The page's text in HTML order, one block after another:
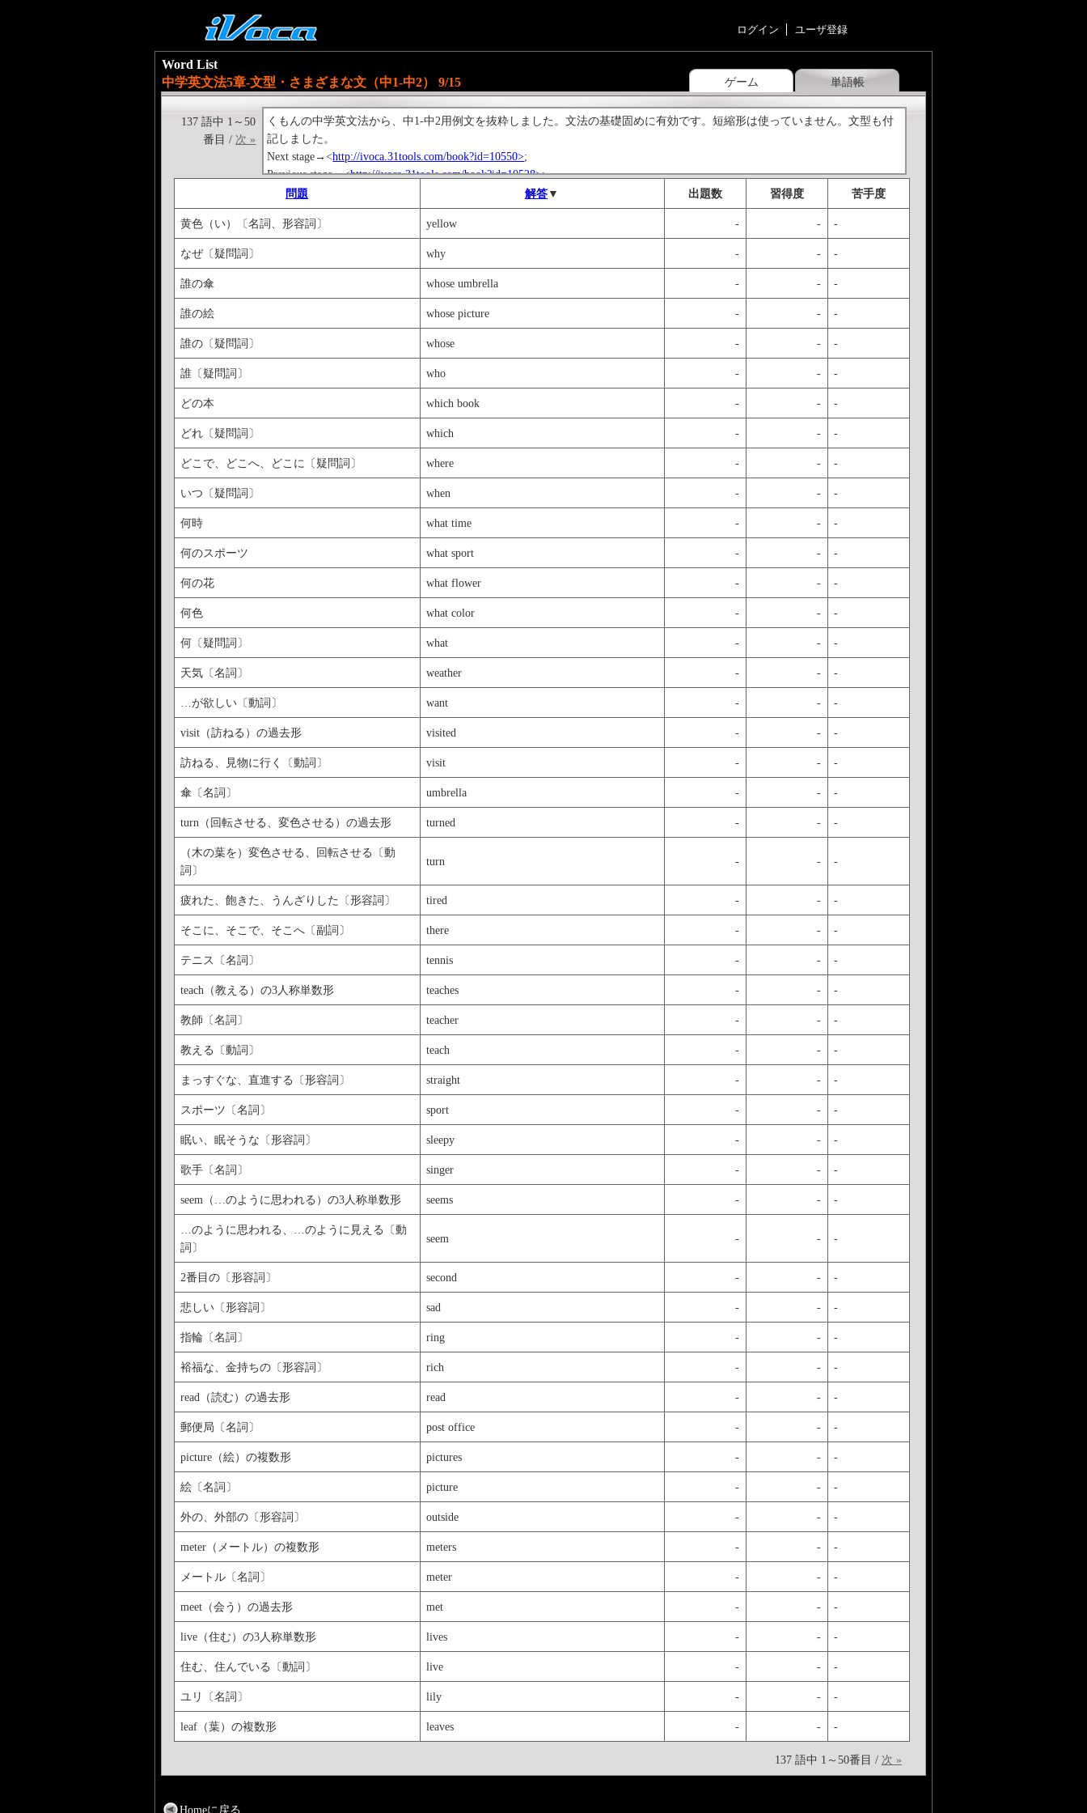
ログイン ユーザ登録
ゲーム 単語帳
Word List
中学英文法5章-文型・さまざまな文（中1-中2） 9/15
くもんの中学英文法から、中1-中2用例文を抜粋しました。文法の基礎固めに有効です。短縮形は使っていません。文型も付
記しました。
Next stage→<http://ivoca.31tools.com/book?id=10550>;
Previous stage→<http://ivoca.31tools.com/book?id=10528>;
※中1～中2の文法シリーズは、全15book。
↓くもんの中学英単語1500シリーズもお勧めです。
【基礎編】<
http://ivoca.31tools.com/book?id=10512>
137 語中 1～50
番目 / 次 »
問題 解答▼ 出題数 習得度 苦手度
黄色（い）〔名詞、形容詞〕 yellow - - -
なぜ〔疑問詞〕 why - - -
誰の傘 whose umbrella - - -
誰の絵 whose picture - - -
誰の〔疑問詞〕 whose - - -
誰〔疑問詞〕 who - - -
どの本 which book - - -
どれ〔疑問詞〕 which - - -
どこで、どこへ、どこに〔疑問詞〕 where - - -
いつ〔疑問詞〕 when - - -
何時 what time - - -
何のスポーツ what sport - - -
何の花 what flower - - -
何色 what color - - -
何〔疑問詞〕 what - - -
天気〔名詞〕 weather - - -
…が欲しい〔動詞〕 want - - -
visit（訪ねる）の過去形 visited - - -
訪ねる、見物に行く〔動詞〕 visit - - -
傘〔名詞〕 umbrella - - -
turn（回転させる、変色させる）の過去形 turned - - -
（木の葉を）変色させる、回転させる〔動
詞〕
turn - - -
疲れた、飽きた、うんざりした〔形容詞〕 tired - - -
そこに、そこで、そこへ〔副詞〕 there - - -
テニス〔名詞〕 tennis - - -
teach（教える）の3人称単数形 teaches - - -
教師〔名詞〕 teacher - - -
教える〔動詞〕 teach - - -
まっすぐな、直進する〔形容詞〕 straight - - -
スポーツ〔名詞〕 sport - - -
眠い、眠そうな〔形容詞〕 sleepy - - -
歌手〔名詞〕 singer - - -
seem（…のように思われる）の3人称単数形 seems - - -
…のように思われる、…のように見える〔動
詞〕
seem - - -
2番目の〔形容詞〕 second - - -
悲しい〔形容詞〕 sad - - -
指輪〔名詞〕 ring - - -
裕福な、金持ちの〔形容詞〕 rich - - -
read（読む）の過去形 read - - -
郵便局〔名詞〕 post office - - -
picture（絵）の複数形 pictures - - -
絵〔名詞〕 picture - - -
外の、外部の〔形容詞〕 outside - - -
meter（メートル）の複数形 meters - - -
メートル〔名詞〕 meter - - -
meet（会う）の過去形 met - - -
live（住む）の3人称単数形 lives - - -
住む、住んでいる〔動詞〕 live - - -
ユリ〔名詞〕 lily - - -
leaf（葉）の複数形 leaves - - -
137 語中 1～50番目 / 次 »
Homeに戻る